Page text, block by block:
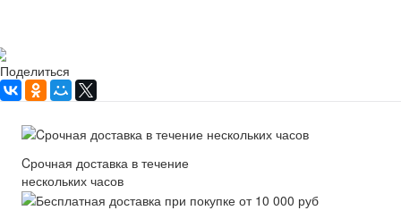
Поделиться
Cрочная доставка в течение
нескольких часов